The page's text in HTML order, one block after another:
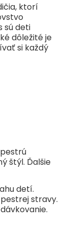
ktorí
sú deti
dôležité je
si každý
štýl. Ďalšie
detí.
stravy.